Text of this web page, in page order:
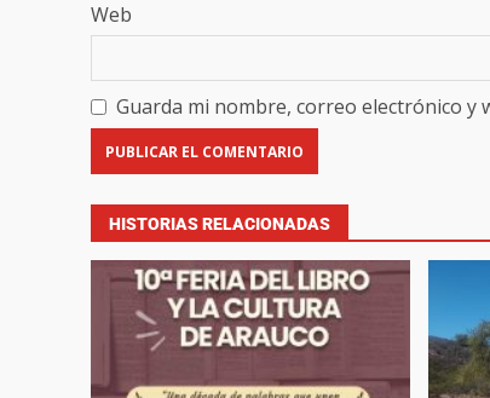
Web
Guarda mi nombre, correo electrónico y
HISTORIAS RELACIONADAS